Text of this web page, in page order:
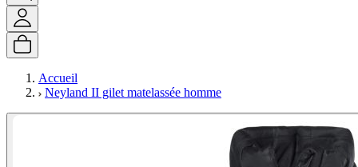
Accueil
Neyland II gilet matelassée homme